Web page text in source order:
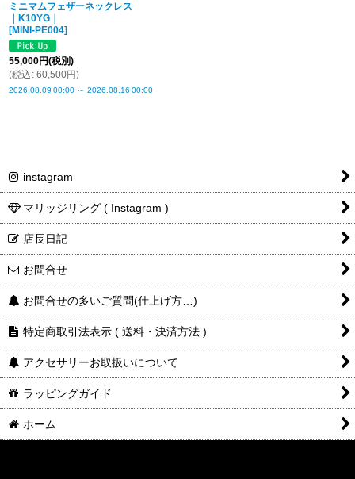
ミニマムフェザーネックレス
｜K10YG｜
[MINI-PE004]
55,000円(税別)
(税込 : 60,500円)
2026.08.09 00:00 ～ 2026.08.16 00:00
instagram
マリッジリング ( Instagram )
店長日記
お問合せ
お問合せの多いご質問(仕上げ方…)
特定商取引法表示 ( 送料・決済方法 )
アクセサリーお取扱いについて
ラッピングガイド
ホーム